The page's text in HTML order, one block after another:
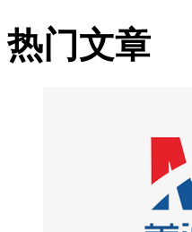
热门文章